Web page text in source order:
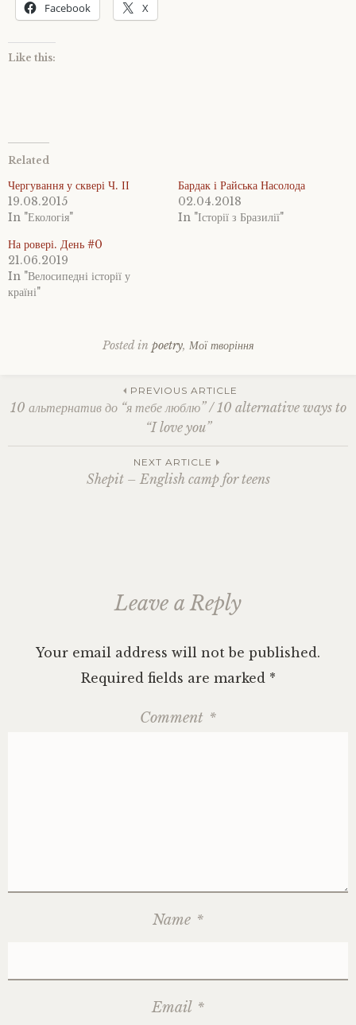
Facebook X
Like this:
Related
Чергування у сквері Ч. ІІ
19.08.2015
In "Екологія"
Бардак і Райська Насолода
02.04.2018
In "Історії з Бразилії"
На ровері. День #0
21.06.2019
In "Велосипедні історії у
країні"
Posted in poetry, Мої творіння
relationship,
Поезія,
Post
navigation
PREVIOUS ARTICLE
10 альтернатив до “я тебе люблю” / 10 alternative ways to
“I love you”
NEXT ARTICLE
Shepit – English camp for teens
Leave a Reply
Your email address will not be published.
Required fields are marked *
Comment *
Name *
Email *